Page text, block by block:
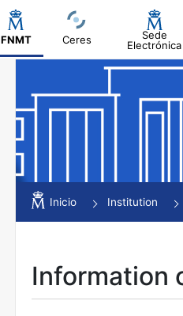
FNMT Ceres
Sede
Electrónica
Show/Hide
Inicio Institution
Information